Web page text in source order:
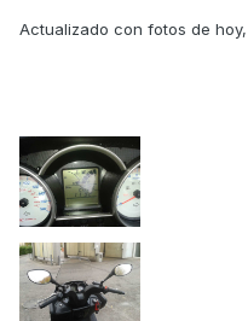
Actualizado con fotos de